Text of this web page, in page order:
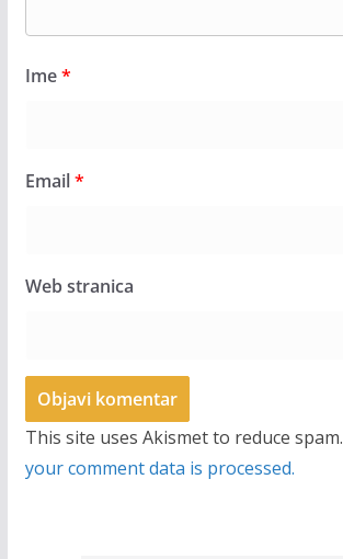
Ime*
Email*
Web stranica
This site uses Akismet to reduce spam.
your comment data is processed.